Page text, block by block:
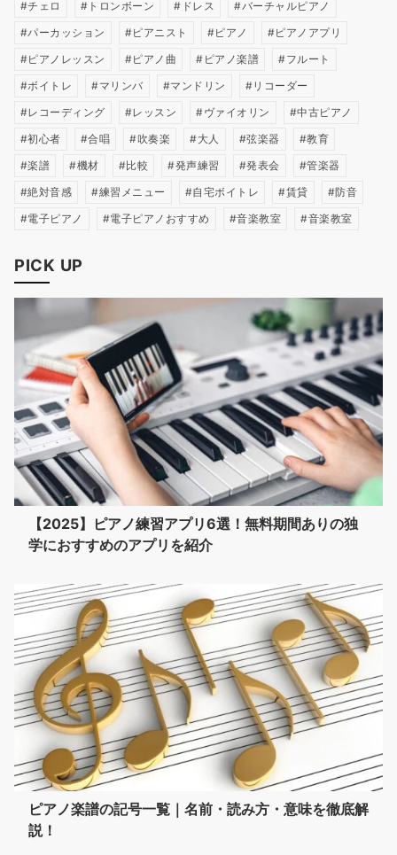
チェロ
トロンボーン ドレス
バーチャルピアノ
パーカッション
ピアニスト ピアノ
ピアノアプリ
ピアノレッスン
ピアノ曲 ピアノ楽譜
フルート
ボイトレ
マリンバ マンドリン
リコーダー
レコーディング
レッスン ヴァイオリン
中古ピアノ
初心者
合唱 吹奏楽 大人 弦楽器
教育
楽譜
機材 比較 発声練習 発表会
管楽器
絶対音感
練習メニュー 自宅ボイトレ 賃貸
防音
電子ピアノ
電子ピアノおすすめ 音楽教室 音楽教室
PICK UP
【2025】ピアノ練習アプリ6選！無料期間ありの独
学におすすめのアプリを紹介
ピアノ楽譜の記号一覧｜名前・読み方・意味を徹底解
説！